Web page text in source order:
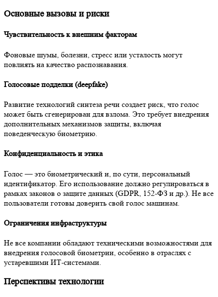
Основные вызовы и риски
Чувствительность к внешним факторам
Фоновые шумы, болезни, стресс или усталость могут
повлиять на качество распознавания.
Голосовые подделки (deepfake)
Развитие технологий синтеза речи создает риск, что голос
может быть сгенерирован для взлома. Это требует внедрения
дополнительных механизмов защиты, включая
поведенческую биометрию.
Конфиденциальность и этика
Голос — это биометрический и, по сути, персональный
идентификатор. Его использование должно регулироваться в
рамках законов о защите данных (GDPR, 152-ФЗ и др.). Не все
пользователи готовы доверить свой голос машинам.
Ограничения инфраструктуры
Не все компании обладают техническими возможностями для
внедрения голосовой биометрии, особенно в отраслях с
устаревшими ИТ-системами.
Перспективы технологии